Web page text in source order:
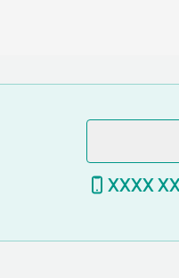
XXXX